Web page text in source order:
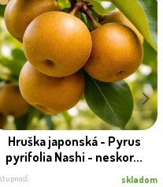
Hruška japonská - Pyrus
pyrifolia Nashi - neskor...
skladom